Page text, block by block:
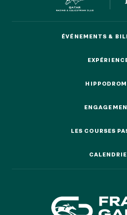
ÉVÉNEMENTS &
LES COURSES